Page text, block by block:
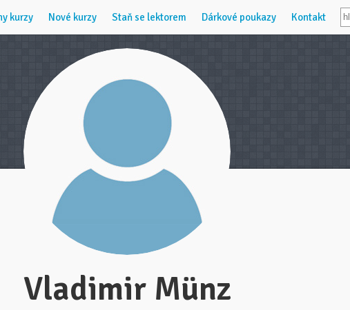
kurzy Nové kurzy Staň se lektorem Dárkové poukazy Kontakt
Vladimir Münz